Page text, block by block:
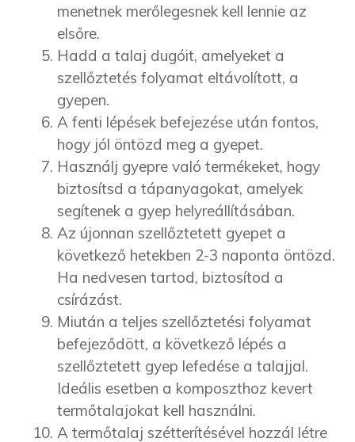
menetnek merőlegesnek kell lennie az
elsőre.
Hadd a talaj dugóit, amelyeket a
szellőztetés folyamat eltávolított, a
gyepen.
A fenti lépések befejezése után fontos,
hogy jól öntözd meg a gyepet.
Használj gyepre való termékeket, hogy
biztosítsd a tápanyagokat, amelyek
segítenek a gyep helyreállításában.
Az újonnan szellőztetett gyepet a
következő hetekben 2-3 naponta öntözd.
Ha nedvesen tartod, biztosítod a
csírázást.
Miután a teljes szellőztetési folyamat
befejeződött, a következő lépés a
szellőztetett gyep lefedése a talajjal.
Ideális esetben a komposzthoz kevert
termőtalajokat kell használni.
A termőtalaj szétterítésével hozzál létre